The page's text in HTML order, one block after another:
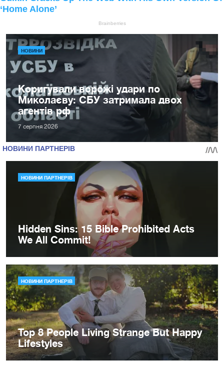
НОВИНИ
Коригували ворожі удари по
Миколаєву: СБУ затримала двох
агентів рф
7 серпня 2026